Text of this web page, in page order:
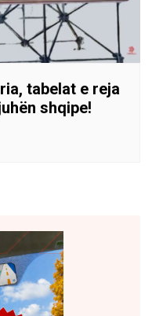
tabelat e reja
shqipe!